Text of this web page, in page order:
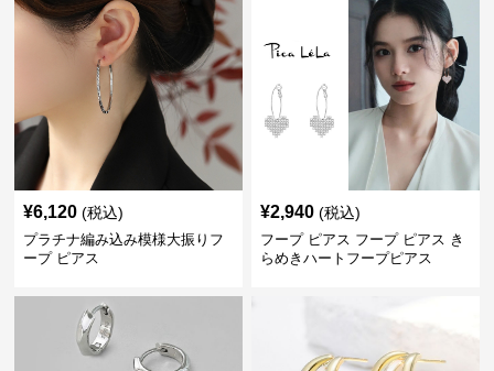
¥6,120 (税込)
プラチナ編み込み模様大振りフ
ープ ピアス
¥2,940 (税込)
フープ ピアス フープ ピアス き
らめきハートフープピアス